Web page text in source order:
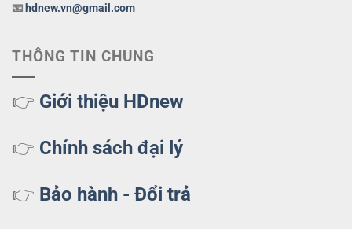
📧 hdnew.vn@gmail.com
THÔNG TIN CHUNG
👉 Giới thiệu HDnew
👉 Chính sách đại lý
👉 Bảo hành - Đổi trả